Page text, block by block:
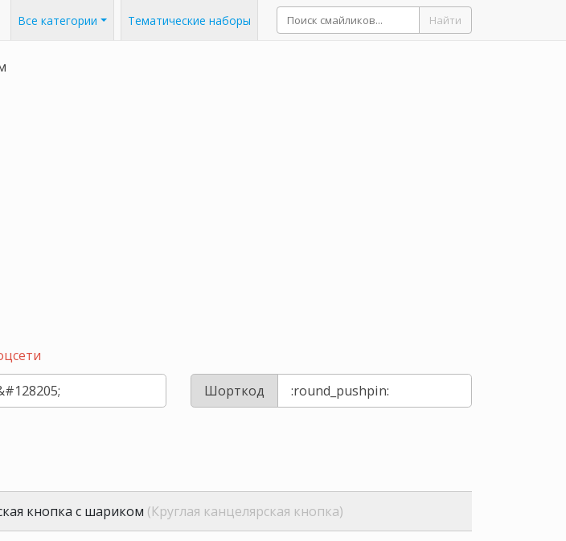
Все категории Тематические наборы Найти
Шорткод
кнопка с шариком (Круглая канцелярская кнопка)